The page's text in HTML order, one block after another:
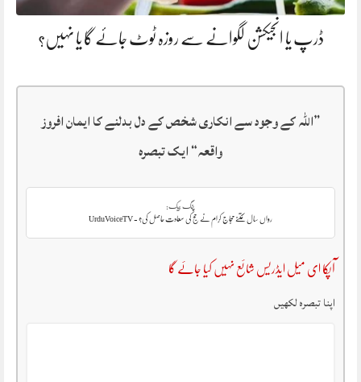
ڈرپ یا انجیکشن لگوانے سے روزہ ٹوٹ جائے گا یا نہیں؟
”اللہ کے وجود سے انکاری شخص کے دل بدلنے کا ایمان افروز
واقعہ“ ایک تبصرہ
پنگ بیک:
رواں سال کتنے حجاج کرام نے حج کی سعادت حاصل کی؟ - UrduVoiceTV
آپکا ای میل ایڈریس شائع نہیں کیا جائے گا
اپنا تبصرہ لکھیں